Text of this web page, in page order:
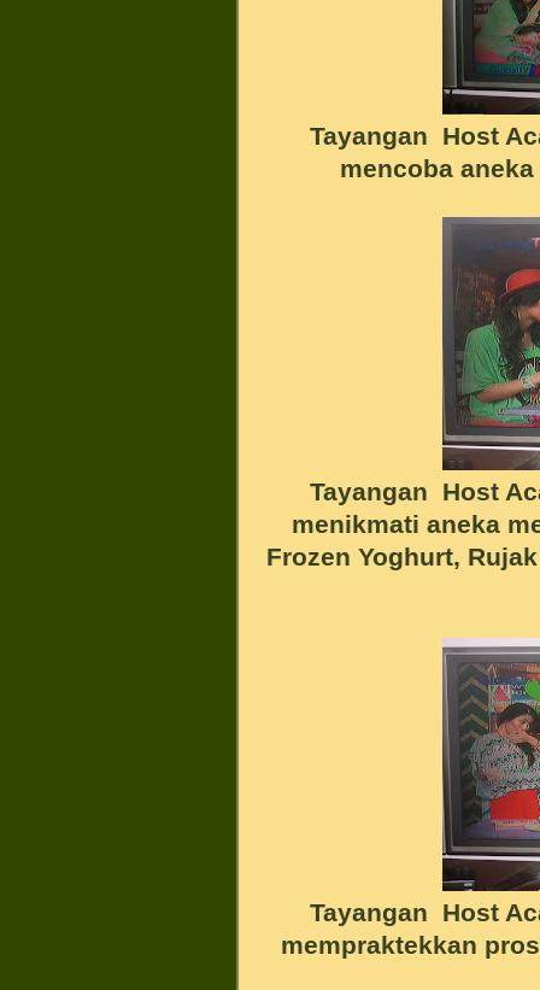
Tayangan Host
mencoba
Tayangan Host
menikmati aneka
Frozen Yoghurt,
Tayangan Host
mempraktekkan